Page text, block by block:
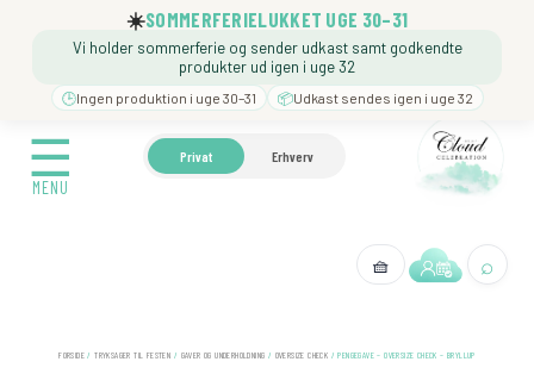
☀️SOMMERFERIELUKKET UGE 30–31
Vi holder sommerferie og sender udkast samt godkendte
produkter ud igen i uge 32
🕒Ingen produktion i uge 30–31 📦Udkast sendes igen i uge 32
☰
MENU
Privat Erhverv
🧺 ⌕
☰
MENU
🍼 BARNEDÅB ❓️ BESØG
FORSIDE /TRYKSAGER TIL FESTEN / GAVER OG UNDERHOLDNING / OVERSIZE CHECK / PENGEGAVE – OVERSIZE CHECK – BRYLLUP